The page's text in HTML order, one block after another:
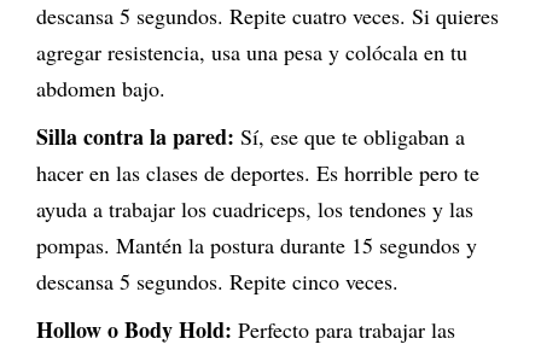
descansa 5 segundos. Repite cuatro veces. Si quieres
agregar resistencia, usa una pesa y colócala en tu
abdomen bajo.
Silla contra la pared: Sí, ese que te obligaban a
hacer en las clases de deportes. Es horrible pero te
ayuda a trabajar los cuadriceps, los tendones y las
pompas. Mantén la postura durante 15 segundos y
descansa 5 segundos. Repite cinco veces.
Hollow o Body Hold: Perfecto para trabajar las